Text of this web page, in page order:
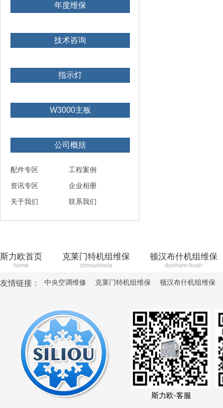
年度维保
技术咨询
指示灯
W3000主板
公司概括
配件专区
工程案例
资讯专区
企业相册
关于我们
联系我们
斯力欧首页
home
克莱门特机组维保
climaveneta
顿汉布什机组维保
dunham-bush
友情链接： 中央空调维修 克莱门特机组维保 顿汉布什机组维保
斯力欧-客服